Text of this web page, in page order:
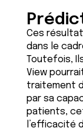
Ces
dans le
Toutefois,
View
traitement
par sa
patients,
l’efficacité